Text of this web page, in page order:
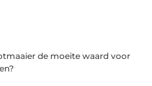
de moeite waard voor